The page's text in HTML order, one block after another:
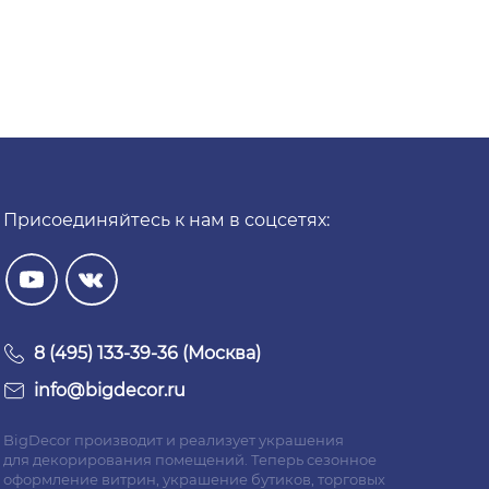
Присоединяйтесь к нам в соцсетях:
8 (495) 133-39-36 (Москва)
info@bigdecor.ru
BigDecor производит и реализует украшения
для декорирования помещений. Теперь сезонное
оформление витрин, украшение бутиков, торговых